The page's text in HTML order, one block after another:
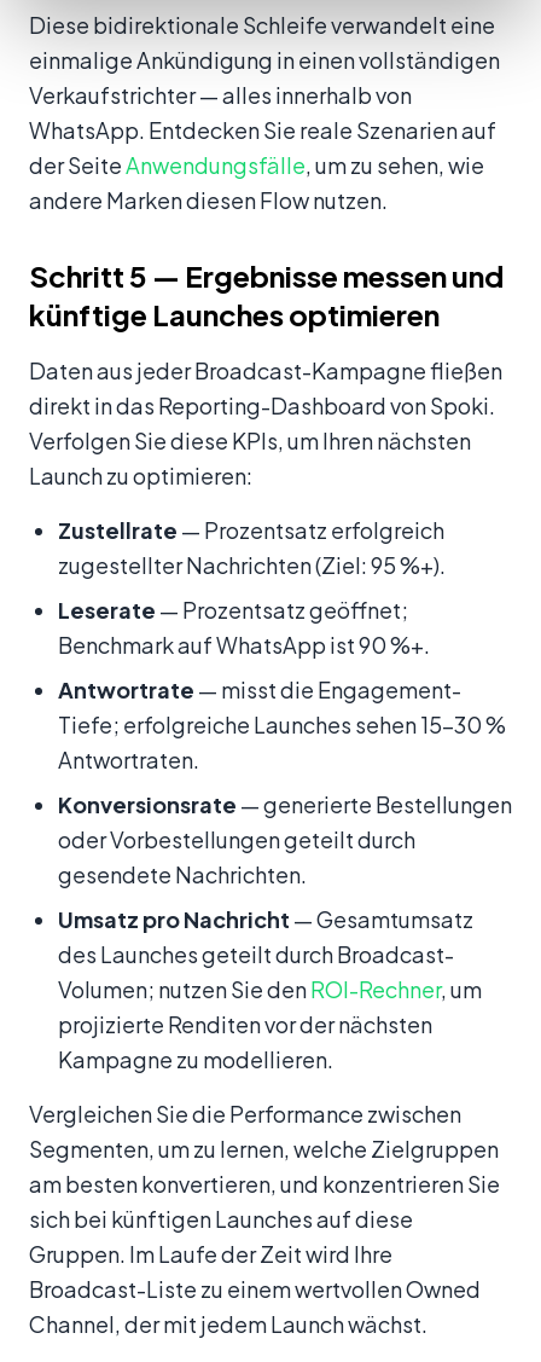
Diese bidirektionale Schleife verwandelt eine
einmalige Ankündigung in einen vollständigen
Verkaufstrichter — alles innerhalb von
WhatsApp. Entdecken Sie reale Szenarien auf
der SeiteAnwendungsfälle, um zu sehen, wie
andere Marken diesen Flow nutzen.
Schritt 5 — Ergebnisse messen und
künftige Launches optimieren
Daten aus jeder Broadcast-Kampagne fließen
direkt in das Reporting-Dashboard von Spoki.
Verfolgen Sie diese KPIs, um Ihren nächsten
Launch zu optimieren:
Zustellrate — Prozentsatz erfolgreich
zugestellter Nachrichten (Ziel: 95 %+).
Leserate — Prozentsatz geöffnet;
Benchmark auf WhatsApp ist 90 %+.
Antwortrate — misst die Engagement-
Tiefe; erfolgreiche Launches sehen 15–30 %
Antwortraten.
Konversionsrate — generierte Bestellungen
oder Vorbestellungen geteilt durch
gesendete Nachrichten.
Umsatz pro Nachricht — Gesamtumsatz
des Launches geteilt durch Broadcast-
Volumen; nutzen Sie denROI-Rechner, um
projizierte Renditen vor der nächsten
Kampagne zu modellieren.
Vergleichen Sie die Performance zwischen
Segmenten, um zu lernen, welche Zielgruppen
am besten konvertieren, und konzentrieren Sie
sich bei künftigen Launches auf diese
Gruppen. Im Laufe der Zeit wird Ihre
Broadcast-Liste zu einem wertvollen Owned
Channel, der mit jedem Launch wächst.